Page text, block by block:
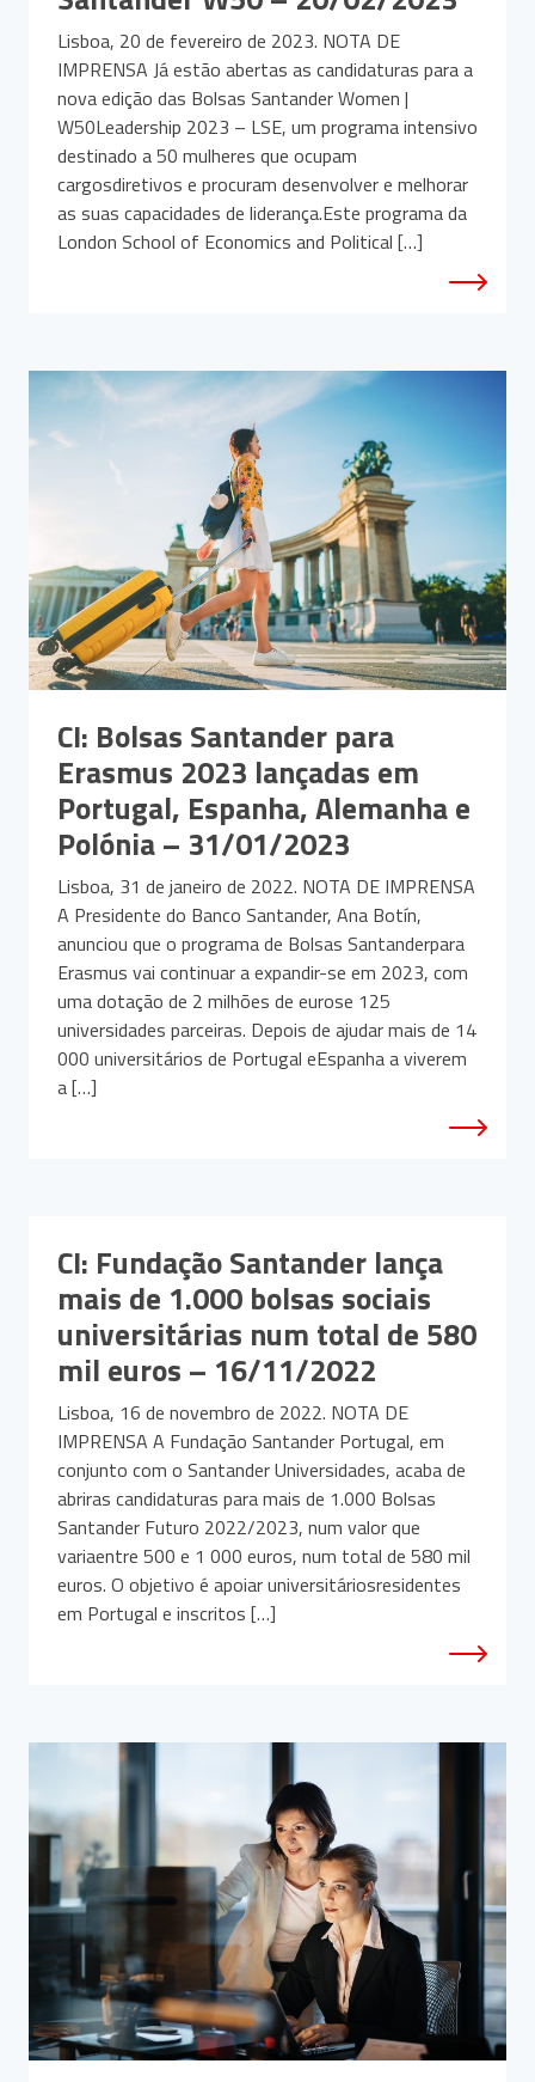
Lisboa, 20 de fevereiro de 2023. NOTA DE
IMPRENSA Já estão abertas as candidaturas para a
nova edição das Bolsas Santander Women |
W50Leadership 2023 – LSE, um programa intensivo
destinado a 50 mulheres que ocupam
cargosdiretivos e procuram desenvolver e melhorar
as suas capacidades de liderança.Este programa da
London School of Economics and Political […]
CI: Bolsas Santander para
Erasmus 2023 lançadas em
Portugal, Espanha, Alemanha e
Polónia – 31/01/2023
Lisboa, 31 de janeiro de 2022. NOTA DE IMPRENSA
A Presidente do Banco Santander, Ana Botín,
anunciou que o programa de Bolsas Santanderpara
Erasmus vai continuar a expandir-se em 2023, com
uma dotação de 2 milhões de eurose 125
universidades parceiras. Depois de ajudar mais de 14
000 universitários de Portugal eEspanha a viverem
a […]
CI: Fundação Santander lança
mais de 1.000 bolsas sociais
universitárias num total de 580
mil euros – 16/11/2022
Lisboa, 16 de novembro de 2022. NOTA DE
IMPRENSA A Fundação Santander Portugal, em
conjunto com o Santander Universidades, acaba de
abriras candidaturas para mais de 1.000 Bolsas
Santander Futuro 2022/2023, num valor que
variaentre 500 e 1 000 euros, num total de 580 mil
euros. O objetivo é apoiar universitáriosresidentes
em Portugal e inscritos […]